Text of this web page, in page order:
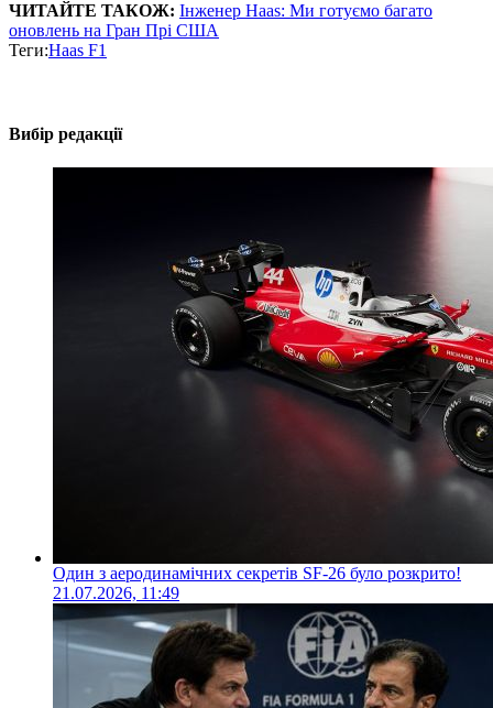
ЧИТАЙТЕ ТАКОЖ: Інженер Haas: Ми готуємо багато
оновлень на Гран Прі США
Теги:Haas F1
Вибір редакції
Один з аеродинамічних секретів SF-26 було розкрито!
21.07.2026, 11:49